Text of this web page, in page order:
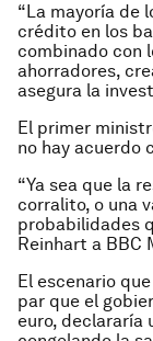
“La mayoría de
crédito en los
combinado con
ahorradores,
asegura la
El primer
no hay acuerdo
“Ya sea que la
corralito, o una
probabilidades
Reinhart a BBC
El escenario
par que el
euro, declararía